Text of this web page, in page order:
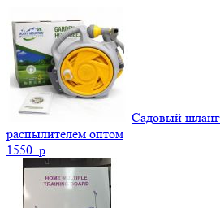
Садовый
распылителем оптом
1550. p